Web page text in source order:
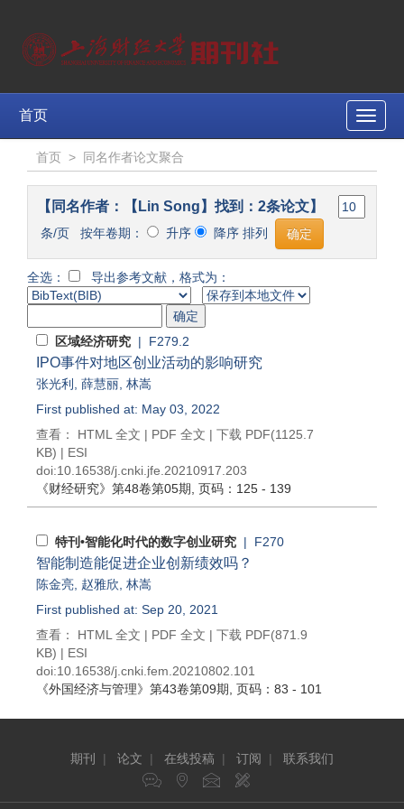
Toggle
首页
首页 > 同名作者论文聚合
【同名作者：【Lin Song】找到：2条论文】
条/页 按年卷期： 升序 降序 排列
全选： 导出参考文献，格式为：
区域经济研究 | F279.2
IPO事件对地区创业活动的影响研究
张光利 薛慧丽 林嵩
First published at: May 03, 2022
查看： HTML 全文 | PDF 全文 | 下载 PDF(1125.7
KB) | ESI
doi:10.16538/j.cnki.jfe.20210917.203
《财经研究》 第48卷第05期 , 页码：125 - 139
特刊•智能化时代的数字创业研究 | F270
智能制造能促进企业创新绩效吗？
陈金亮 赵雅欣 林嵩
First published at: Sep 20, 2021
查看： HTML 全文 | PDF 全文 | 下载 PDF(871.9
KB) | ESI
doi:10.16538/j.cnki.fem.20210802.101
《外国经济与管理》 第43卷第09期 , 页码：83 - 101
期刊 | 论文 | 在线投稿 | 订阅 | 联系我们